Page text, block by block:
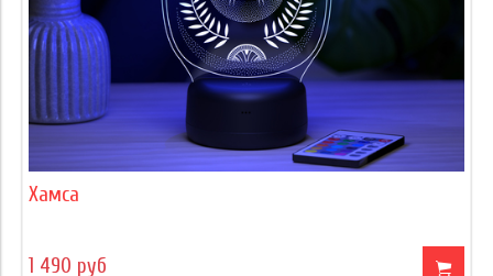
Хамса
1 490 руб